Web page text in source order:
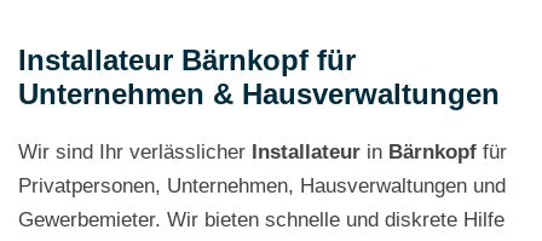
Installateur Bärnkopf für
Unternehmen & Hausverwaltungen
Wir sind Ihr verlässlicher Installateur in Bärnkopf für
Privatpersonen, Unternehmen, Hausverwaltungen und
Gewerbemieter. Wir bieten schnelle und diskrete Hilfe